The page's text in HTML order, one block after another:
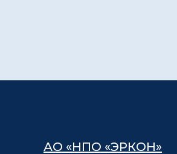
АО «НПО «ЭРКОН»